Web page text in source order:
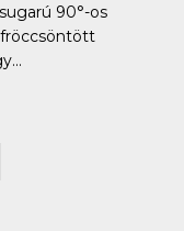
90°-os
fröccsöntött